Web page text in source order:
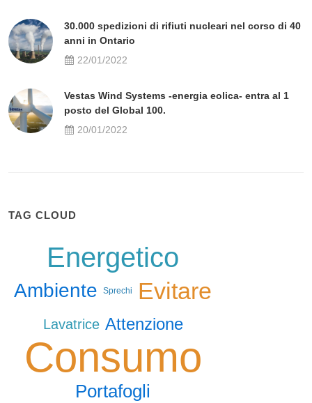
30.000 spedizioni di rifiuti nucleari nel corso di 40
anni in Ontario
22/01/2022
Vestas Wind Systems -energia eolica- entra al 1
posto del Global 100.
20/01/2022
TAG CLOUD
Energetico
Ambiente Sprechi Evitare
Lavatrice Attenzione
Consumo
Portafogli